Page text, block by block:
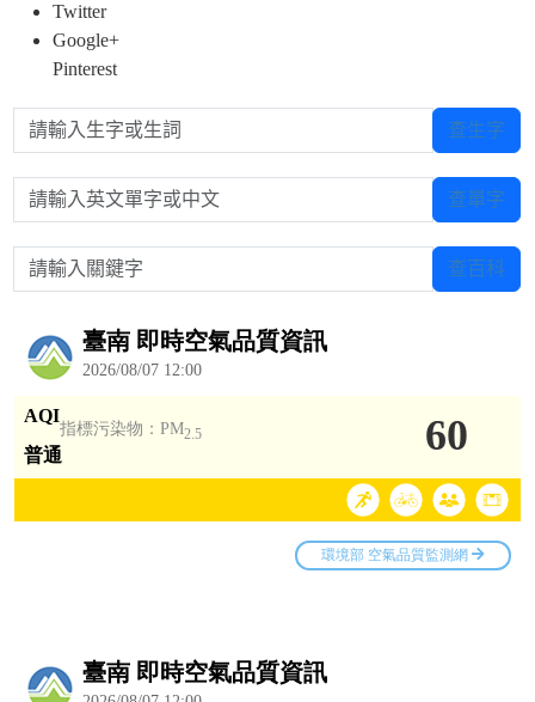
Twitter
Google+
Pinterest
請輸入生字或生詞 查生字
請輸入英文單字或中文 查單字
請輸入關鍵字 查百科